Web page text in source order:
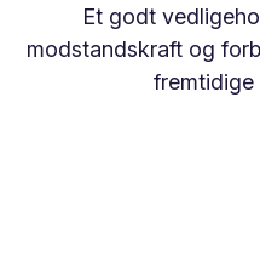
Et godt
modstandskraft og
fremtidige